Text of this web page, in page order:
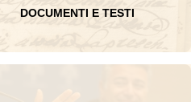
DOCUMENTI E TESTI